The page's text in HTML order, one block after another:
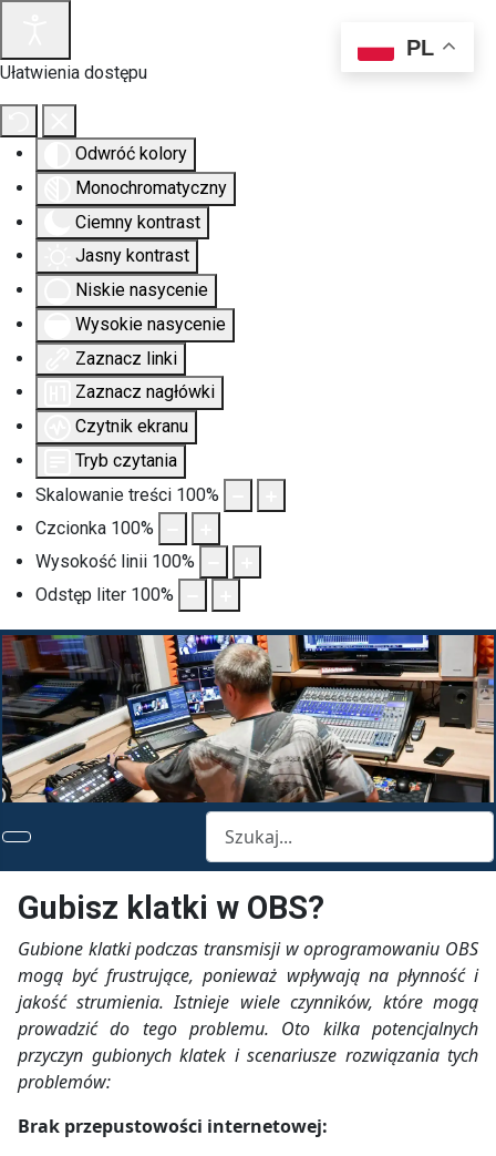
Ułatwienia dostępu
Odwróć kolory
Monochromatyczny
Ciemny kontrast
Jasny kontrast
Niskie nasycenie
Wysokie nasycenie
Zaznacz linki
Zaznacz nagłówki
Czytnik ekranu
Tryb czytania
Skalowanie treści 100%
Czcionka 100%
Wysokość linii 100%
Odstęp liter 100%
PL
Szukaj
Gubisz klatki w OBS?
Gubione klatki podczas transmisji w oprogramowaniu OBS
mogą być frustrujące, ponieważ wpływają na płynność i
jakość strumienia. Istnieje wiele czynników, które mogą
prowadzić do tego problemu. Oto kilka potencjalnych
przyczyn gubionych klatek i scenariusze rozwiązania tych
problemów:
Brak przepustowości internetowej: